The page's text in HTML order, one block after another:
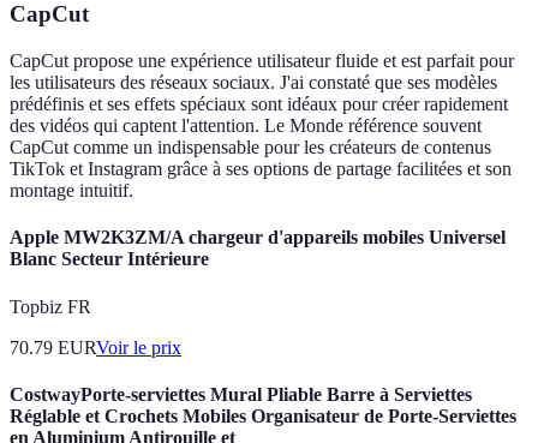
CapCut
CapCut propose une expérience utilisateur fluide et est parfait pour
les utilisateurs des réseaux sociaux. J'ai constaté que ses modèles
prédéfinis et ses effets spéciaux sont idéaux pour créer rapidement
des vidéos qui captent l'attention. Le Monde référence souvent
CapCut comme un indispensable pour les créateurs de contenus
TikTok et Instagram grâce à ses options de partage facilitées et son
montage intuitif.
Apple MW2K3ZM/A chargeur d'appareils mobiles Universel
Blanc Secteur Intérieure
Topbiz FR
70.79 EURVoir le prix
CostwayPorte-serviettes Mural Pliable Barre à Serviettes
Réglable et Crochets Mobiles Organisateur de Porte-Serviettes
en Aluminium Antirouille et